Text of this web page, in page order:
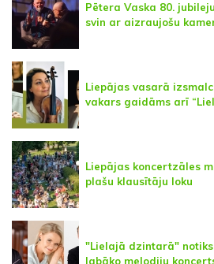
Pētera Vaska 80.
svin ar aizraujošu
Liepājas vasarā
vakars gaidāms arī
Liepājas koncertzāles
plašu klausītāju loku
"Lielajā dzintarā"
labāko melodiju